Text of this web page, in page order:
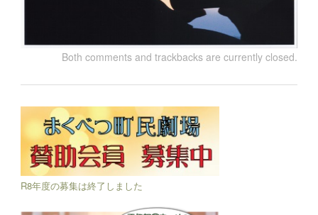
Both comments and trackbacks are currently closed.
R8年度の募集は終了しました